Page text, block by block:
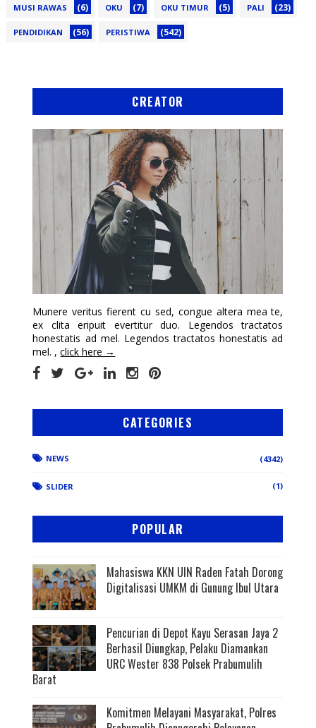
MUSI RAWAS (6) OKU (7) OKU TIMUR (5) PALI (23)
PENDIDIKAN (56) PERISTIWA (542)
CREATOR
Munere veritus fierent cu sed, congue altera mea te,
ex clita eripuit evertitur duo. Legendos tractatos
honestatis ad mel. Legendos tractatos honestatis ad
mel. ,click here →
CATEGORIES
NEWS (4342)
SLIDER (1)
POPULAR
Mahasiswa KKN UIN Raden Fatah Dorong
Digitalisasi UMKM di Gunung Ibul Utara
Pencurian di Depot Kayu Serasan Jaya 2
Berhasil Diungkap, Pelaku Diamankan
URC Wester 838 Polsek Prabumulih
Barat
Komitmen Melayani Masyarakat, Polres